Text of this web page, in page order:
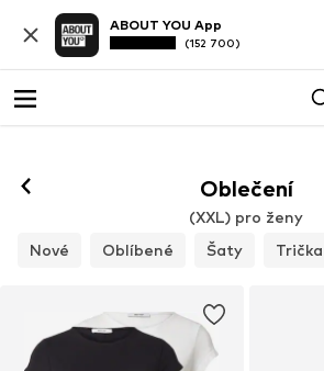
ABOUT YOU App
(152 700)
Oblečení
(XXL) pro ženy
Nové
Oblíbené Šaty